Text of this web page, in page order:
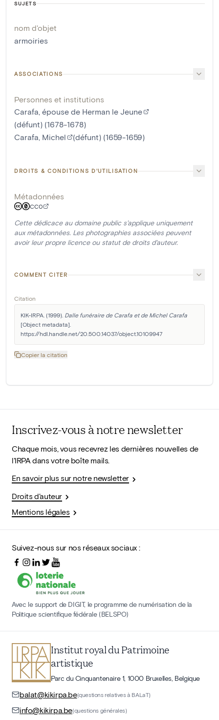
SUJETS
nom d'objet
armoiries
ASSOCIATIONS
Personnes et institutions
Carafa, épouse de Herman le Jeune
(défunt) (1678-1678)
Carafa, Michel
(défunt) (1659-1659)
DROITS & CONDITIONS D'UTILISATION
Métadonnées
CC0
Cette dédicace au domaine public s'applique uniquement
aux métadonnées. Les photographies associées peuvent
avoir leur propre licence ou statut de droits d'auteur.
COMMENT CITER
Citation
KIK-IRPA. (1999). Dalle funéraire de Carafa et de Michel Carafa
[Object metadata].
https://hdl.handle.net/20.500.14037/object.10109947
Copier la citation
Inscrivez-vous à notre newsletter
Chaque mois, vous recevrez les dernières nouvelles de
l'IRPA dans votre boîte mails.
En savoir plus sur notre newsletter
Droits d'auteur
Mentions légales
Suivez-nous sur nos réseaux sociaux :
Avec le support de DIGIT, le programme de numérisation de la
Politique scientifique fédérale (BELSPO)
Institut royal du Patrimoine
artistique
Parc du Cinquantenaire 1, 1000 Bruxelles, Belgique
balat@kikirpa.be(questions relatives à BALaT)
info@kikirpa.be(questions générales)